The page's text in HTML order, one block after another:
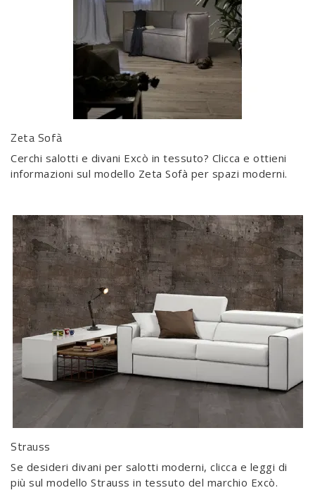
Zeta Sofà
Cerchi salotti e divani Excò in tessuto? Clicca e ottieni
informazioni sul modello Zeta Sofà per spazi moderni.
Strauss
Se desideri divani per salotti moderni, clicca e leggi di
più sul modello Strauss in tessuto del marchio Excò.